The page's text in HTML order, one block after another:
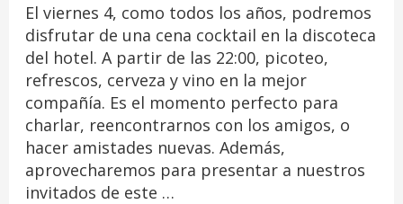
El viernes 4, como todos los años, podremos
disfrutar de una cena cocktail en la discoteca
del hotel. A partir de las 22:00, picoteo,
refrescos, cerveza y vino en la mejor
compañía. Es el momento perfecto para
charlar, reencontrarnos con los amigos, o
hacer amistades nuevas. Además,
aprovecharemos para presentar a nuestros
invitados de este …